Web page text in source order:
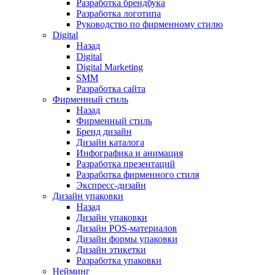
Разработка брендбука
Разработка логотипа
Руководство по фирменному стилю
Digital
Назад
Digital
Digital Marketing
SMM
Разработка сайта
Фирменный стиль
Назад
Фирменный стиль
Бренд дизайн
Дизайн каталога
Инфографика и анимация
Разработка презентаций
Разработка фирменного стиля
Экспресс-дизайн
Дизайн упаковки
Назад
Дизайн упаковки
Дизайн POS-материалов
Дизайн формы упаковки
Дизайн этикетки
Разработка упаковки
Нейминг